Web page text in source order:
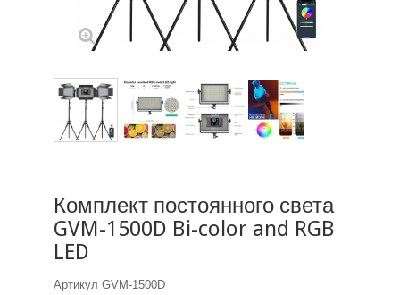
Комплект постоянного света
GVM-1500D Bi-color and RGB
LED
Артикул GVM-1500D